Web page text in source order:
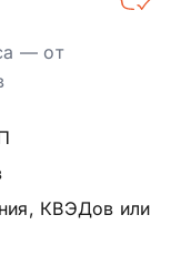
— от
КВЭДов или